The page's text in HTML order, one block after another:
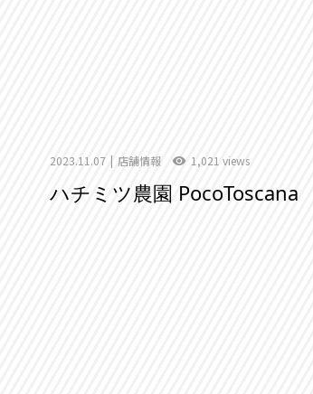
2023.11.07 店舗情報 1,021 views
ハチミツ農園 PocoToscana